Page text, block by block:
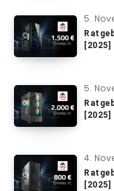
5.
[2025]
5.
[2025]
4.
[2025]